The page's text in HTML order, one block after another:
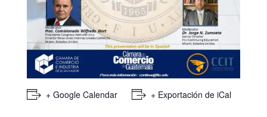
+ Google Calendar + Exportación de iCal